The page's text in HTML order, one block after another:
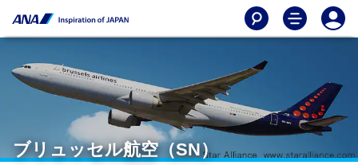
ブリュッセル航空（SN）